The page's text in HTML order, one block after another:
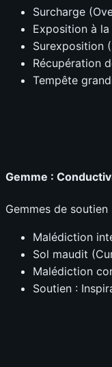
Surcharge
Exposition à
Surexposition
Récupération
Tempête
Gemme :
Gemmes de soutien
Malédiction
Sol maudit
Malédiction
Soutien :